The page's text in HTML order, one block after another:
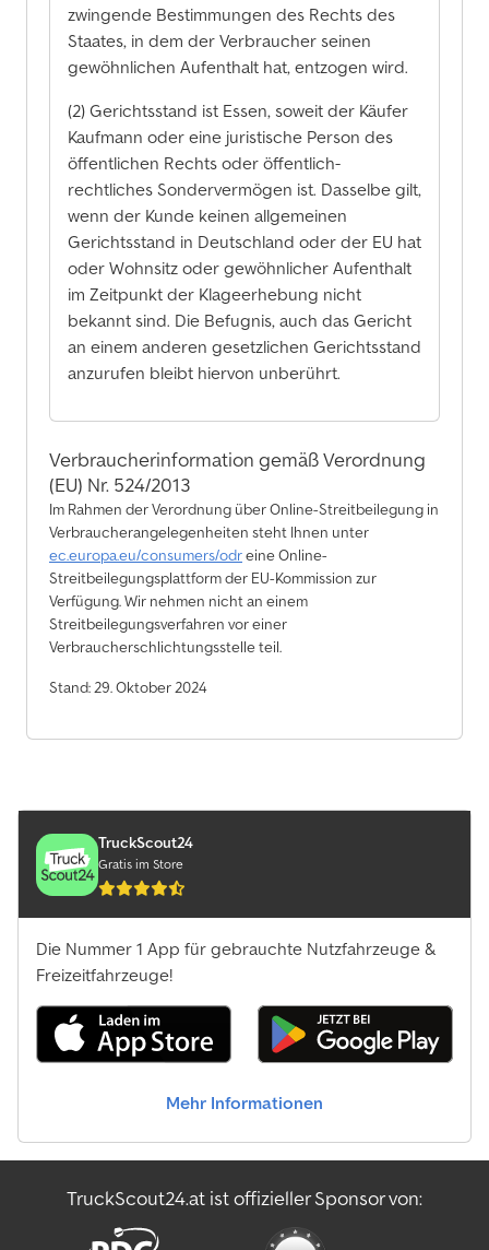
zwingende Bestimmungen des Rechts des
Staates, in dem der Verbraucher seinen
gewöhnlichen Aufenthalt hat, entzogen wird.
(2) Gerichtsstand ist Essen, soweit der Käufer
Kaufmann oder eine juristische Person des
öffentlichen Rechts oder öffentlich-
rechtliches Sondervermögen ist. Dasselbe gilt,
wenn der Kunde keinen allgemeinen
Gerichtsstand in Deutschland oder der EU hat
oder Wohnsitz oder gewöhnlicher Aufenthalt
im Zeitpunkt der Klageerhebung nicht
bekannt sind. Die Befugnis, auch das Gericht
an einem anderen gesetzlichen Gerichtsstand
anzurufen bleibt hiervon unberührt.
Verbraucherinformation gemäß Verordnung
(EU) Nr. 524/2013
Im Rahmen der Verordnung über Online-Streitbeilegung in
Verbraucherangelegenheiten steht Ihnen unter
ec.europa.eu/consumers/odreine Online-
Streitbeilegungsplattform der EU-Kommission zur
Verfügung. Wir nehmen nicht an einem
Streitbeilegungsverfahren vor einer
Verbraucherschlichtungsstelle teil.
Stand: 29. Oktober 2024
TruckScout24
Gratis im Store
Die Nummer 1 App für gebrauchte Nutzfahrzeuge &
Freizeitfahrzeuge!
Mehr Informationen
TruckScout24.at ist offizieller Sponsor von: